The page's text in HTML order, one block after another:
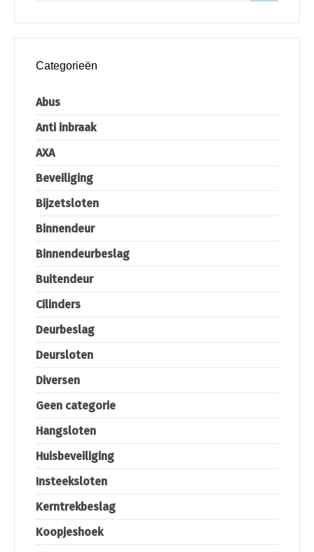
Categorieën
Abus
Anti inbraak
AXA
Beveiliging
Bijzetsloten
Binnendeur
Binnendeurbeslag
Buitendeur
Cilinders
Deurbeslag
Deursloten
Diversen
Geen categorie
Hangsloten
Huisbeveiliging
Insteeksloten
Kerntrekbeslag
Koopjeshoek